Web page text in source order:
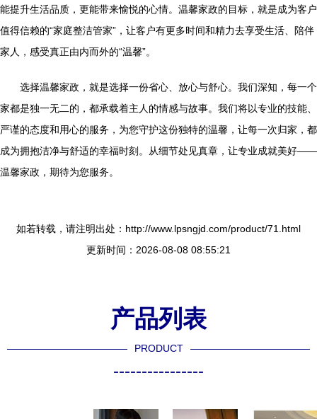
能提升生活品质，更能带来愉悦的心情。温馨家政的目标，就是成为客户
值得信赖的“家庭整洁管家”，让客户有更多时间和精力去享受生活、陪伴
家人，感受真正由内而外的“温馨”。
选择温馨家政，就是选择一份省心、放心与舒心。我们深知，每一个
家都是独一无二的，都承载着主人的情感与故事。我们将以专业的技能、
严谨的态度和用心的服务，为您守护这份独特的温馨，让每一次归家，都
成为拥抱洁净与舒适的幸福时刻。从细节处见真章，让专业成就美好——
温馨家政，期待为您服务。
如若转载，请注明出处：http://www.lpsngjd.com/product/71.html
更新时间：2026-08-08 08:55:21
产品列表
PRODUCT
----------------